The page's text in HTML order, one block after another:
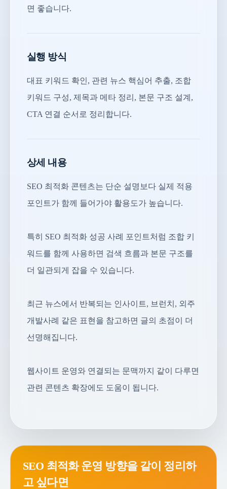
면 좋습니다.
실행 방식
대표 키워드 확인, 관련 뉴스 핵심어 추출, 조합
키워드 구성, 제목과 메타 정리, 본문 구조 설계,
CTA 연결 순서로 정리합니다.
상세 내용
SEO 최적화 콘텐츠는 단순 설명보다 실제 적용
포인트가 함께 들어가야 활용도가 높습니다.
특히 SEO 최적화 성공 사례 포인트처럼 조합 키
워드를 함께 사용하면 검색 흐름과 본문 구조를
더 일관되게 잡을 수 있습니다.
최근 뉴스에서 반복되는 인사이트, 브런치, 외주
개발사례 같은 표현을 참고하면 글의 초점이 더
선명해집니다.
웹사이트 운영와 연결되는 문맥까지 같이 다루면
관련 콘텐츠 확장에도 도움이 됩니다.
SEO 최적화 운영 방향을 같이 정리하
고 싶다면